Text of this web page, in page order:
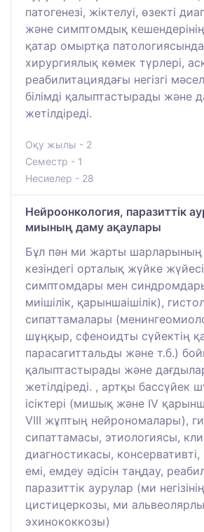
патогенезі, жіктелуі, өзекті
және симптомдық
қатар омыртқа
хирургиялық көмек түрлері,
реабилитациядағы негізгі
білімді қалыптастырады және
жетілдіреді.
Оқу жылы - 2
Семестр - 1
Несиелер - 28
Нейроонкология, паразиттік
миының даму ақаулары
Бұл пән ми жарты шарларының
кезіндегі орталық жүйке
симптомдары мен
миішілік, қарыншаішілік),
сипаттамалары
шұңқыр, сфеноидты сүйектің
парасагиттальды және т.б.)
қалыптастырады және
жетілдіреді. , артқы бассүйек
ісіктері (мишық және IV
VIII жұптың нейрономалары),
сипаттамасы, этиологиясы,
диагностикасы,
емі, емдеу әдісін таңдау,
паразиттік аурулар (ми негізінің
цистицеркозы, ми альвеолярлы
эхинококкозы)